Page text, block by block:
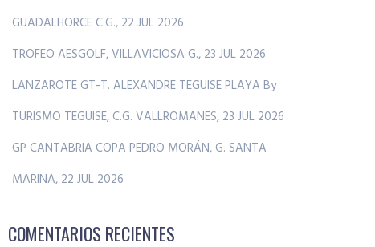
GUADALHORCE C.G., 22 JUL 2026
TROFEO AESGOLF, VILLAVICIOSA G., 23 JUL 2026
LANZAROTE GT-T. ALEXANDRE TEGUISE PLAYA By
TURISMO TEGUISE, C.G. VALLROMANES, 23 JUL 2026
GP CANTABRIA COPA PEDRO MORÁN, G. SANTA
MARINA, 22 JUL 2026
COMENTARIOS RECIENTES